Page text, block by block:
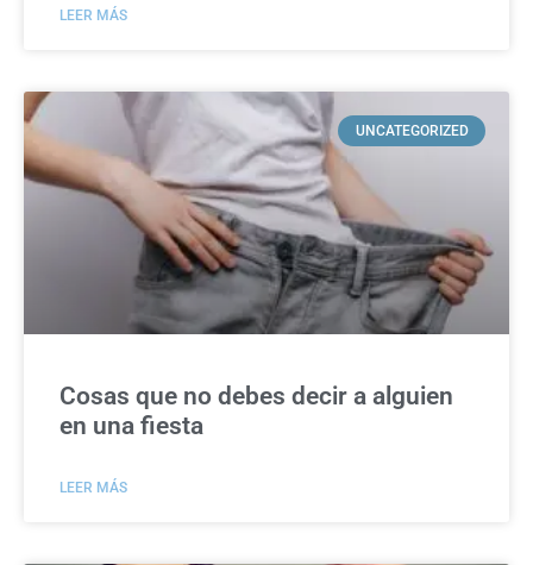
LEER MÁS
UNCATEGORIZED
Cosas que no debes decir a alguien
en una fiesta
LEER MÁS